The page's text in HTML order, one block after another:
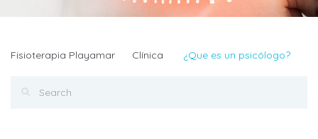
Fisioterapia Playamar Clínica ¿Que es un psicólogo?